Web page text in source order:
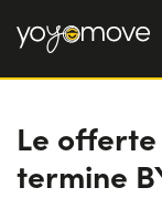
OFFERTE
Privati
OFFERTE
Le
termine